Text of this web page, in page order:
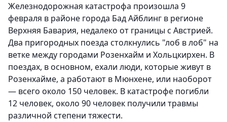
Железнодорожная катастрофа произошла 9
февраля в районе города Бад Айблинг в регионе
Верхняя Бавария, недалеко от границы с Австрией.
Два пригородных поезда столкнулись "лоб в лоб" на
ветке между городами Розенхайм и Хольцкирхен. В
поездах, в основном, ехали люди, которые живут в
Розенхайме, а работают в Мюнхене, или наоборот
— всего около 150 человек. В катастрофе погибли
12 человек, около 90 человек получили травмы
различной степени тяжести.